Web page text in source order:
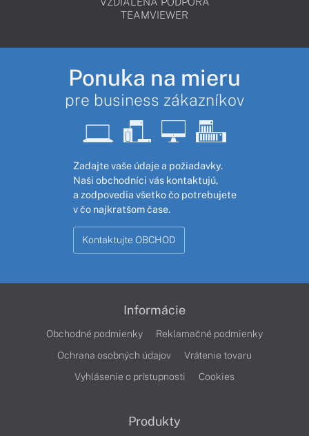
TEAMVIEWER
Ponuka na mieru
pre business zákazníkov
Zadajte vaše údaje a požiadavky.
Naši obchodníci vás kontaktujú,
a zodpovedia všetko čo potrebujete
v čo najkratšom čase.
Kontaktujte OBCHOD
Informácie
Obchodné podmienky
Reklamačné podmienky
Ochrana osobných údajov
Vrátenie tovaru
Vyhlásenie o prístupnosti
Cookies
Produkty